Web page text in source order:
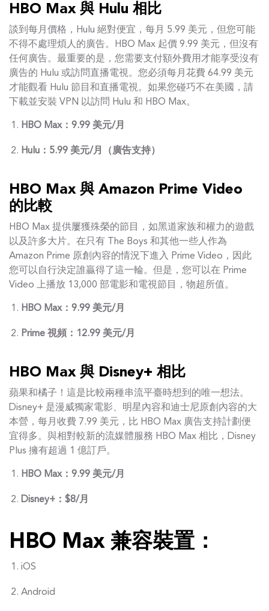
HBO Max 與 Hulu 相比
談到每月價格，Hulu 絕對便宜，每月 5.99 美元，但您可能
不得不處理煩人的廣告。HBO Max 起價 9.99 美元，但沒有
任何廣告。最重要的是，您需要支付額外費用才能享受沒有
廣告的 Hulu 或訪問直播電視。您必須每月花費 64.99 美元
才能觀看 Hulu 節目和直播電視。如果您碰巧不在美國，請
下載並安裝 VPN 以訪問 Hulu 和 HBO Max。
HBO Max：9.99 美元/月
Hulu：5.99 美元/月（廣告支持）
HBO Max 與 Amazon Prime Video
的比較
HBO Max 提供屢獲殊榮的節目，如黑道家族和權力的遊戲
以及許多大片。在只有 The Boys 和其他一些人作為
Amazon Prime 原創內容的情況下進入 Prime Video，因此
您可以自行決定誰贏得了這一輪。但是，您可以在 Prime
Video 上播放 13,000 部電影和電視節目，物超所值。
HBO Max：9.99 美元/月
Prime 視頻：12.99 美元/月
HBO Max 與 Disney+ 相比
蘋果和橘子！這是比較兩種串流平臺時想到的唯一想法。
Disney+ 是漫威獨家電影、明星內容和迪士尼原創內容的大
本營，每月收費 7.99 美元，比 HBO Max 廣告支持計劃便
宜得多。與相對較新的流媒體服務 HBO Max 相比，Disney
Plus 擁有超過 1 億訂戶。
HBO Max：9.99 美元/月
Disney+：$8/月
HBO Max 兼容裝置：
iOS
Android